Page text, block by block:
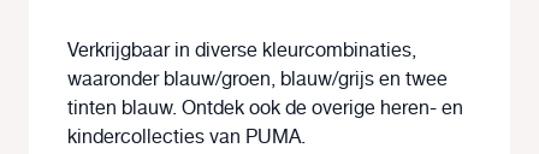
Verkrijgbaar in diverse kleurcombinaties,
waaronder blauw/groen, blauw/grijs en twee
tinten blauw. Ontdek ook de overige heren- en
kindercollecties van PUMA.